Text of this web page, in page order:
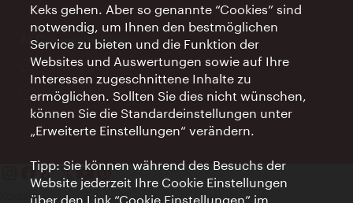
AI Concierge Wien
Ort:
concierge.wien.info
Öffnungszeiten:
Informationen rund um die Uhr
Kontakt
Keks gehen. Aber so genannte “Cookies” sind
notwendig, um Ihnen den bestmöglichen
Service zu bieten und die Funktion der
Websites und Auswertungen sowie auf Ihre
Interessen zugeschnittene Inhalte zu
ermöglichen. Sollten Sie dies nicht wünschen,
können Sie die Standardeinstellungen unter
„Erweiterte Einstellungen“ verändern.
Tipp: Sie können während des Besuchs der
Website jederzeit Ihre Cookie Einstellungen
über den Link “Cookie Einstellungen” im